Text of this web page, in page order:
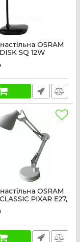
OSRAM
SQ 12W
білий
4099854475177
OSRAM
PIXAR E27,